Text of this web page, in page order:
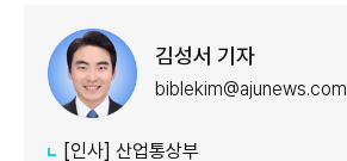
김성서 기자
biblekim@ajunews.com
[인사] 산업통상부